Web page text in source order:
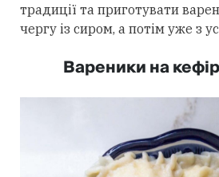
традиції та приготувати
чергу із сиром, а потім уже з
Вареники на